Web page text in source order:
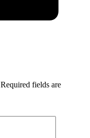
Required fields are